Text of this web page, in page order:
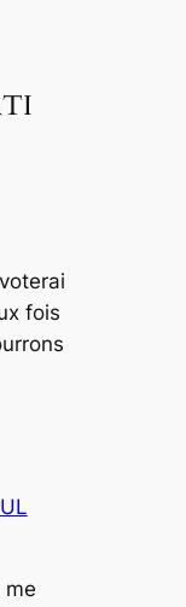
fois
me